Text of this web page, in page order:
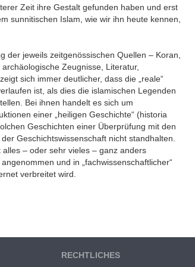
Zeit ihre Gestalt gefunden haben und erst
sunnitischen Islam, wie wir ihn heute kennen,
der jeweils zeitgenössischen Quellen – Koran,
Zeugnisse, Literatur,
sich immer deutlicher, dass die „reale“
ist, als dies die islamischen Legenden
Bei ihnen handelt es sich um
einer „heiligen Geschichte“ (historia
Geschichten einer Überprüfung mit den
Geschichtswissenschaft nicht standhalten.
alles – oder sehr vieles – ganz anders
und in „fachwissenschaftlicher“
verbreitet wird.
RECHTLICHES